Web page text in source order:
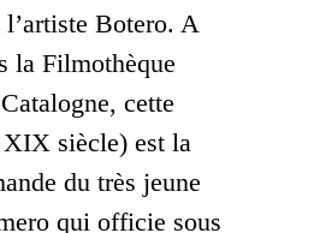
Botero. A
la Filmothèque
cette
XIX siècle) est la
du très jeune
qui officie sous